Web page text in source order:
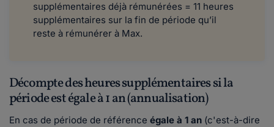
supplémentaires déjà rémunérées = 11 heures
supplémentaires sur la fin de période qu’il
reste à rémunérer à Max.
Décompte des heures supplémentaires si la
période est égale à 1 an (annualisation)
En cas de période de référence égale à 1 an (c'est-à-dire